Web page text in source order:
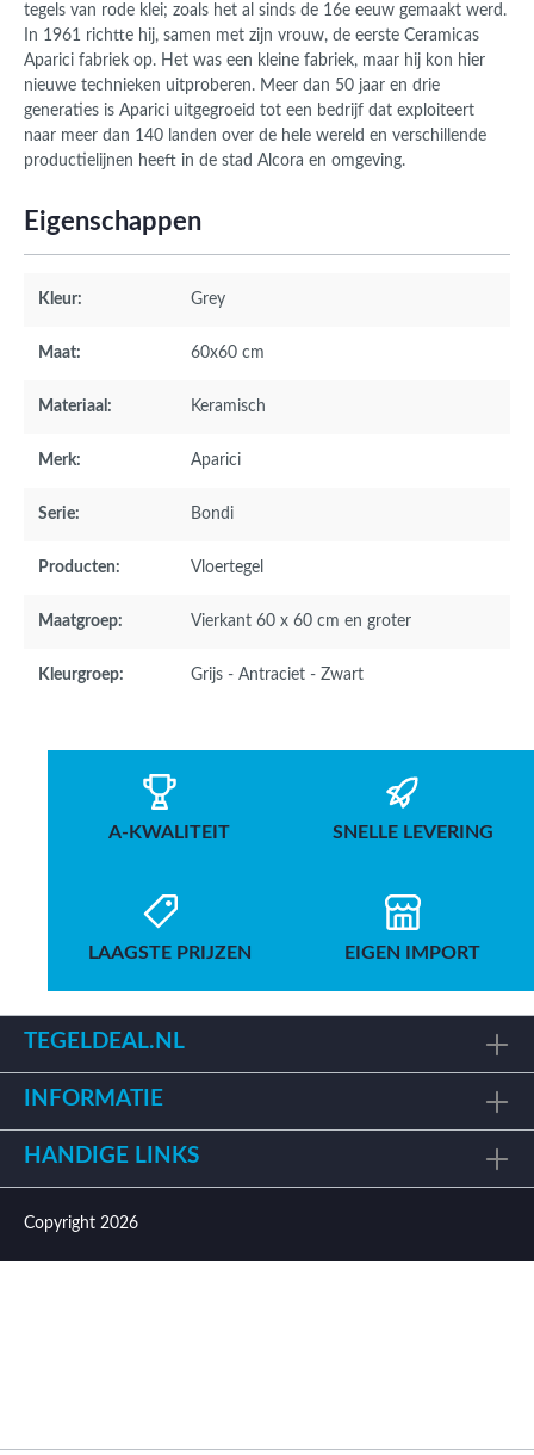
tegels van rode klei; zoals het al sinds de 16e eeuw gemaakt werd.
In 1961 richtte hij, samen met zijn vrouw, de eerste Ceramicas
Aparici fabriek op. Het was een kleine fabriek, maar hij kon hier
nieuwe technieken uitproberen. Meer dan 50 jaar en drie
generaties is Aparici uitgegroeid tot een bedrijf dat exploiteert
naar meer dan 140 landen over de hele wereld en verschillende
productielijnen heeft in de stad Alcora en omgeving.
Eigenschappen
Kleur: Grey
Maat: 60x60 cm
Materiaal: Keramisch
Merk: Aparici
Serie: Bondi
Producten: Vloertegel
Maatgroep: Vierkant 60 x 60 cm en groter
Kleurgroep: Grijs - Antraciet - Zwart
A-KWALITEIT SNELLE LEVERING
LAAGSTE PRIJZEN EIGEN IMPORT
TEGELDEAL.NL
INFORMATIE
HANDIGE LINKS
Copyright 2026